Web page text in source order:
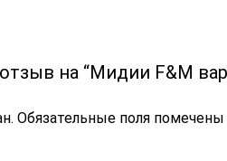
на “Мидии F&M
Обязательные поля помечены